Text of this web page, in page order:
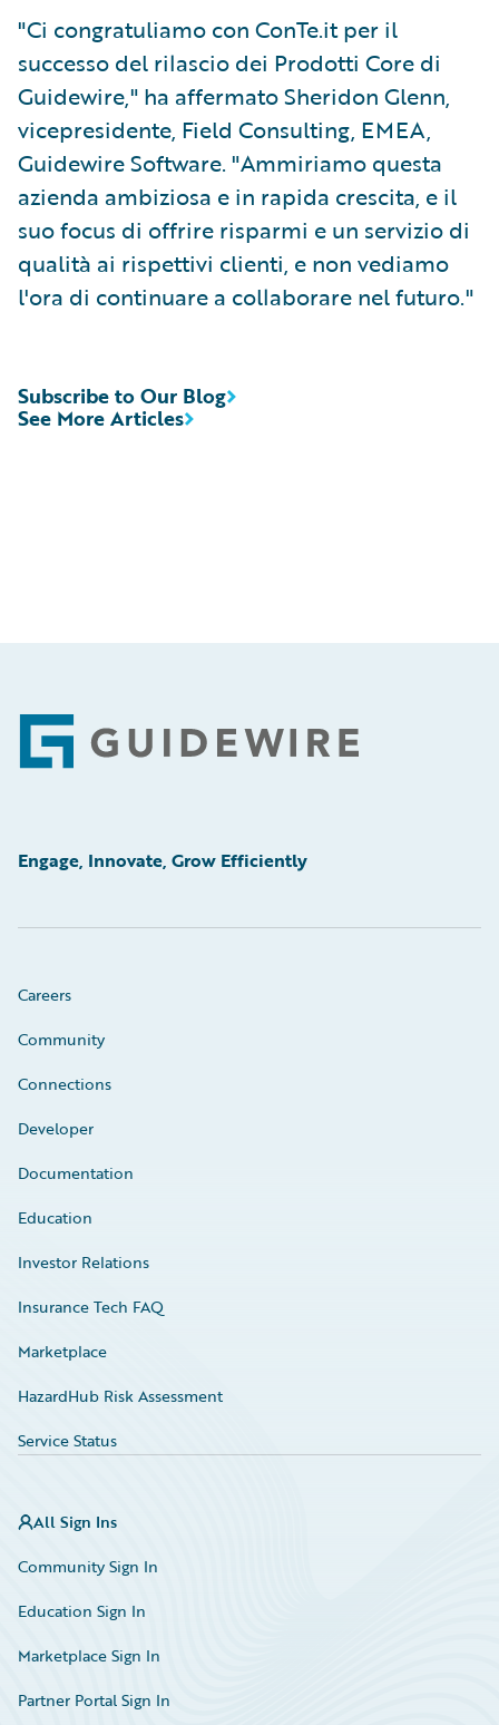
"Ci congratuliamo con ConTe.it per il
successo del rilascio dei Prodotti Core di
Guidewire," ha affermato Sheridon Glenn,
vicepresidente, Field Consulting, EMEA,
Guidewire Software. "Ammiriamo questa
azienda ambiziosa e in rapida crescita, e il
suo focus di offrire risparmi e un servizio di
qualità ai rispettivi clienti, e non vediamo
l'ora di continuare a collaborare nel futuro."
See More Articles
Subscribe to Our Blog
Footer
Engage, Innovate, Grow Efficiently
Careers
Community
Connections
Developer
Documentation
Education
Investor Relations
Insurance Tech FAQ
Marketplace
HazardHub Risk Assessment
Service Status
All Sign Ins
Community Sign In
Education Sign In
Marketplace Sign In
Partner Portal Sign In